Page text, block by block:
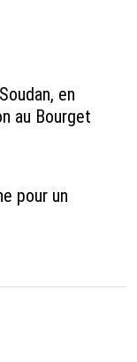
en
au Bourget
pour un